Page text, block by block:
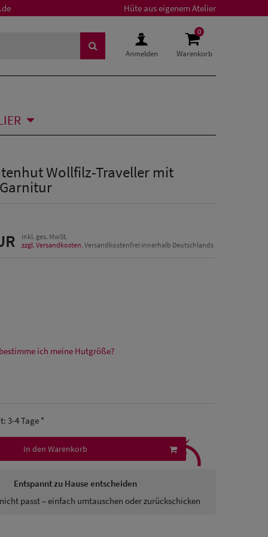
Hüte aus eigenem Atelier
Anmelden
0
Warenkorb
Wollfilz-Traveller mit
inkl. ges. MwSt.
zzgl. Versandkosten, Versandkostenfrei innerhalb Deutschlands
ich meine Hutgröße?
3-4 Tage *
In den Warenkorb
Entspannt zu Hause entscheiden
passt – einfach umtauschen oder zurückschicken
⤹